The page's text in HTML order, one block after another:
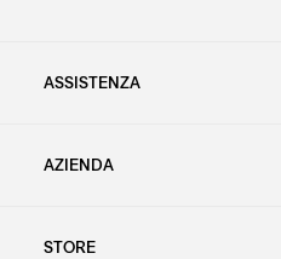
ASSISTENZA
AZIENDA
STORE